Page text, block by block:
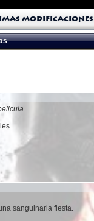
modificaciones
sanguinaria fiesta.